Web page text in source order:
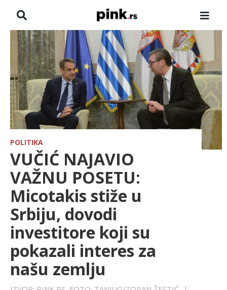
NASLOVNA
VESTI
ZADRUGA
SHOWBIZ
HRONIKA
FARMERI
TV
SPORT
LIFESTYLE
EXTRA
POLITIKA
VUČIĆ NAJAVIO
VAŽNU POSETU:
Micotakis stiže u
Srbiju, dovodi
investitore koji su
pokazali interes za
našu zemlju